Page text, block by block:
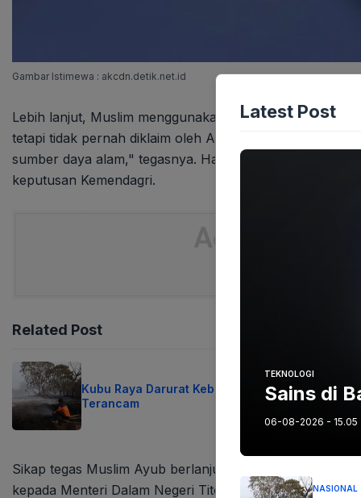
Gambar Istimewa : akcdn.detik.net.id
Lebih lanjut, Muslim menggunakan analogi Pulau
tetapi tidak pernah diklaim oleh Aceh. "Aceh punya
sumber daya alam," tegasnya. Hal ini, menurutnya,
keputusan Kemendagri.
Related Post
Kubu Raya Darurat Kebakaran 12 Hari Rumah
Terancam
Sikap tegas Muslim Ayub berlanjut dengan tuntutan
kepada Menteri Dalam Negeri Tito Karnavian. Ia
Latest Post
TEKNOLOGI
Sains di
06-08-2026 - 15.05
NASIONAL